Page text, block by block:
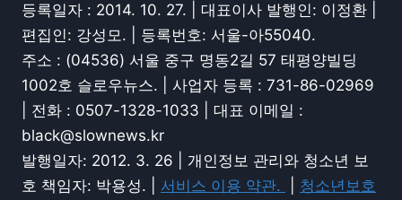
등록일자 : 2014. 10. 27. | 대표이사 발행인: 이정환 |
편집인: 강성모. | 등록번호: 서울-아55040.
주소 : (04536) 서울 중구 명동2길 57 태평양빌딩
1002호 슬로우뉴스. | 사업자 등록 : 731-86-02969
| 전화 : 0507-1328-1033 | 대표 이메일 :
black@slownews.kr
발행일자: 2012. 3. 26 | 개인정보 관리와 청소년 보
호 책임자: 박용성. | 서비스 이용 약관. 청소년보호